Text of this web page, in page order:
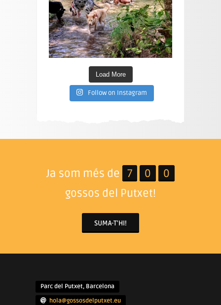
Load More
Follow on Instagram
Ja som més de 7 0
0
gossos del Putxet!
SUMA-T'HI!
Parc del Putxet, Barcelona
hola@gossosdelputxet.eu